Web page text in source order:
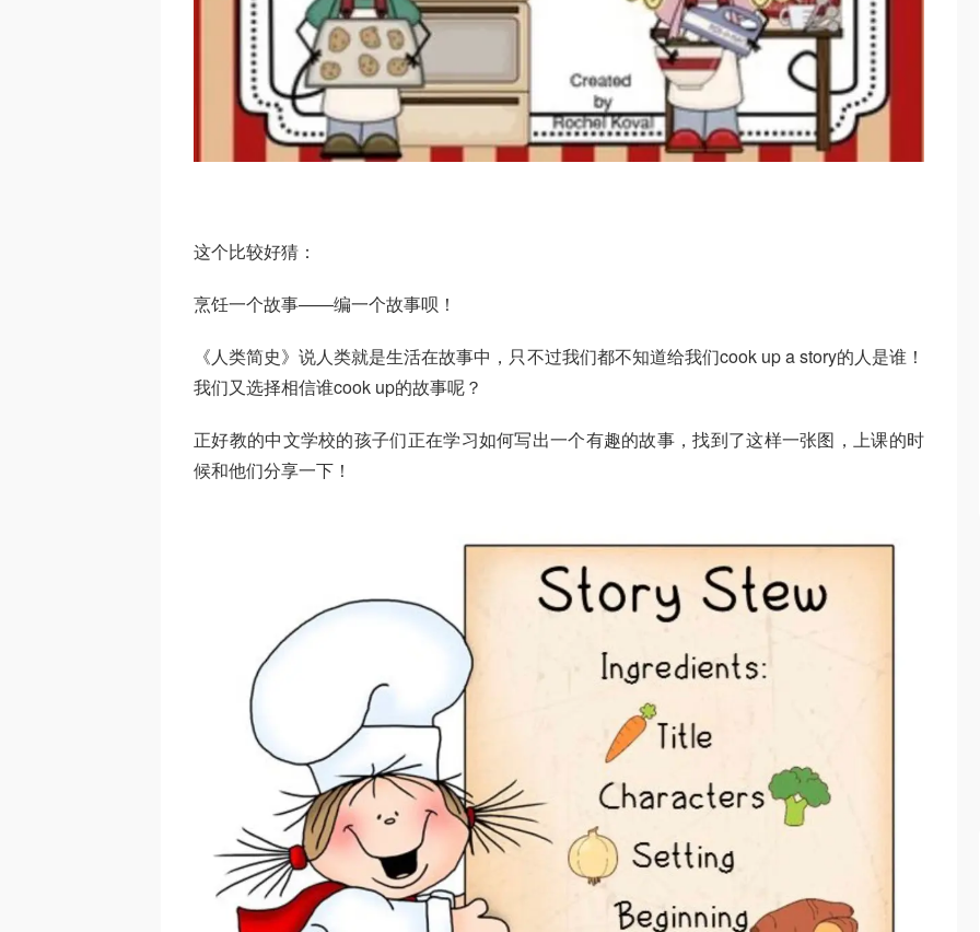
这个比较好猜：
烹饪一个故事——编一个故事呗！
《人类简史》说人类就是生活在故事中，只不过我们都不知道给我们cook up a story的人是谁！
我们又选择相信谁cook up的故事呢？
正好教的中文学校的孩子们正在学习如何写出一个有趣的故事，找到了这样一张图，上课的时
候和他们分享一下！